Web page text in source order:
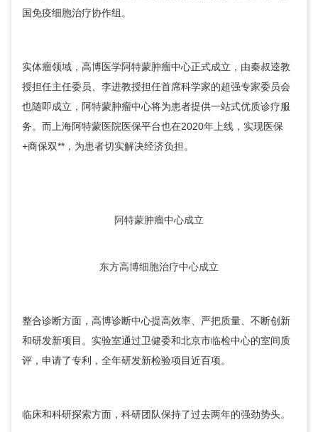
国免疫细胞治疗协作组。
实体瘤领域，高博医学阿特蒙肿瘤中心正式成立，由秦叔逵教
授担任主任委员、李进教授担任首席科学家的超强专家委员会
也随即成立，阿特蒙肿瘤中心将为患者提供一站式优质诊疗服
务。而上海阿特蒙医院医保平台也在2020年上线，实现医保
+商保双**，为患者切实解决经济负担。
阿特蒙肿瘤中心成立
东方高博细胞治疗中心成立
整合诊断方面，高博诊断中心提高效率、严把质量、不断创新
和研发新项目。实验室通过卫健委和北京市临检中心的室间质
评，申请了专利，全年研发新检验项目近百项。
临床和科研探索方面，科研团队保持了过去两年的强劲势头。